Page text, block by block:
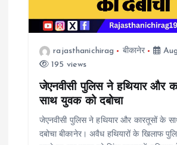
rajasthanichirag बीकानेर
195 views
जेएनवीसी पुलिस ने हथियार और
साथ युवक को दबोचा
जेएनवीसी पुलिस ने हथियार और कारतूसों के
दबोचा बीकानेर। अवैध हथियारों के खिलाफ